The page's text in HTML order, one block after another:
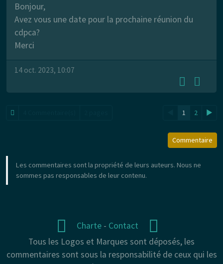
Bonjour,
Avez vous une date pour la prochaine réunion du
cdpca?
Merci
14 oct. 2023, 10:07
1 2 ►
Commentaire
Les commentaires sont la propriété de leurs auteurs. Nous ne
sommes pas responsables de leur contenu.
Charte - Contact
Tous les Logos et Marques sont déposés, les
commentaires sont sous la responsabilité de ceux qui les